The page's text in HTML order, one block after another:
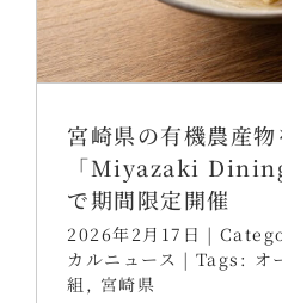
宮崎県の有機農産物
「Miyazaki
で期間限定開催
2026年2月17日 |
カルニュース | Tags: オ
組 , 宮崎県